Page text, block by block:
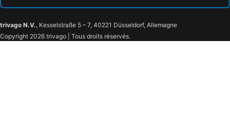
trivago N.V., Kesselstraße 5 – 7, 40221 Düsseldorf, Allemagne
Copyright 2026 trivago | Tous droits réservés.